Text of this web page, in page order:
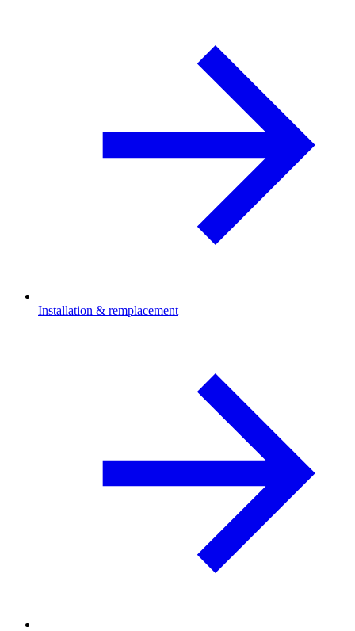
Installation & remplacement